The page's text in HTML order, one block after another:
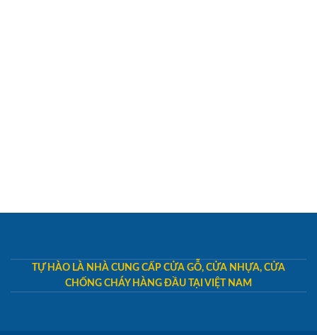
TỰ HÀO LÀ NHÀ CUNG CẤP CỬA GỖ, CỬA NHỰA, CỬA
CHỐNG CHÁY HÀNG ĐẦU TẠI VIỆT NAM